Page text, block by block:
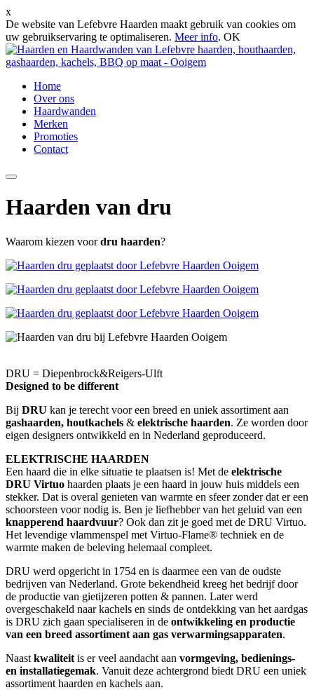
x
De website van Lefebvre Haarden maakt gebruik van cookies om
uw gebruikservaring te optimaliseren. Meer info. OK
Home
Over ons
Haardwanden
Merken
Promoties
Contact
Haarden van dru
Waarom kiezen voordru haarden?
DRU = Diepenbrock&Reigers-Ulft
Designed to be different
Bij DRU kan je terecht voor een breed en uniek assortiment aan
gashaarden, houtkachels & elektrische haarden. Ze worden door
eigen designers ontwikkeld en in Nederland geproduceerd.
ELEKTRISCHE HAARDEN
Een haard die in elke situatie te plaatsen is! Met de elektrische
DRU Virtuo haarden plaats je een haard in jouw huis middels een
stekker. Dat is overal genieten van warmte en sfeer zonder dat er een
schoorsteen voor nodig is. Ben je liefhebber van het geluid van een
knapperend haardvuur? Ook dan zit je goed met de DRU Virtuo.
Het levendige vlammenspel met Virtuo-Flame® techniek en de
warmte maken de beleving helemaal compleet.
DRU werd opgericht in 1754 en is daarmee een van de oudste
bedrijven van Nederland. Grote bekendheid kreeg het bedrijf door
de productie van gietijzeren potten & pannen. Later werd
overgeschakeld naar kachels en sinds de ontdekking van het aardgas
is DRU zich gaan specialiseren in de ontwikkeling en productie
van een breed assortiment aan gas verwarmingsapparaten.
Naast kwaliteit is er veel aandacht aan vormgeving, bedienings-
en installatiegemak. Vanuit deze achtergrond biedt DRU een uniek
assortiment haarden en kachels aan.